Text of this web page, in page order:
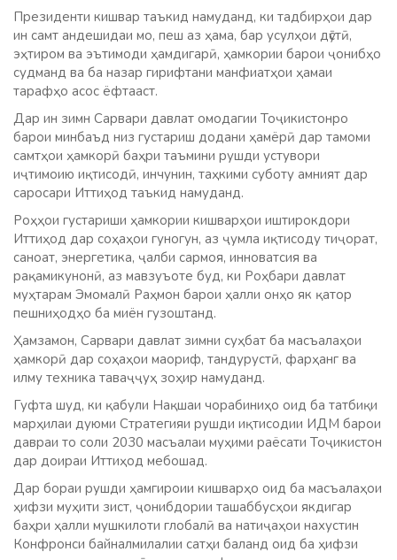
Президенти кишвар таъкид намуданд, ки тадбирҳои дар
ин самт андешидаи мо, пеш аз ҳама, бар усулҳои дӯстӣ,
эҳтиром ва эътимоди ҳамдигарӣ, ҳамкории барои ҷонибҳо
судманд ва ба назар гирифтани манфиатҳои ҳамаи
тарафҳо асос ёфтааст.
Дар ин зимн Сарвари давлат омодагии Тоҷикистонро
барои минбаъд низ густариш додани ҳамёрӣ дар тамоми
самтҳои ҳамкорӣ баҳри таъмини рушди устувори
иҷтимоию иқтисодӣ, инчунин, таҳкими суботу амният дар
саросари Иттиҳод таъкид намуданд.
Роҳҳои густариши ҳамкории кишварҳои иштирокдори
Иттиҳод дар соҳаҳои гуногун, аз ҷумла иқтисоду тиҷорат,
саноат, энергетика, ҷалби сармоя, инноватсия ва
рақамикунонӣ, аз мавзуъоте буд, ки Роҳбари давлат
муҳтарам Эмомалӣ Раҳмон барои ҳалли онҳо як қатор
пешниҳодҳо ба миён гузоштанд.
Ҳамзамон, Сарвари давлат зимни суҳбат ба масъалаҳои
ҳамкорӣ дар соҳаҳои маориф, тандурустӣ, фарҳанг ва
илму техника таваҷҷуҳ зоҳир намуданд.
Гуфта шуд, ки қабули Нақшаи чорабиниҳо оид ба татбиқи
марҳилаи дуюми Стратегияи рушди иқтисодии ИДМ барои
давраи то соли 2030 масъалаи муҳими раёсати Тоҷикистон
дар доираи Иттиҳод мебошад.
Дар бораи рушди ҳамгироии кишварҳо оид ба масъалаҳои
ҳифзи муҳити зист, ҷонибдории ташаббусҳои якдигар
баҳри ҳалли мушкилоти глобалӣ ва натиҷаҳои нахустин
Конфронси байналмилалии сатҳи баланд оид ба ҳифзи